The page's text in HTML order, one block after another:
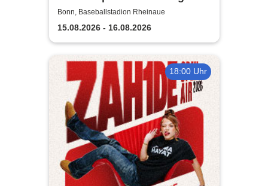
Baseball 2026
Bonn, Baseballstadion Rheinaue
15.08.2026 - 16.08.2026
18:00 Uhr